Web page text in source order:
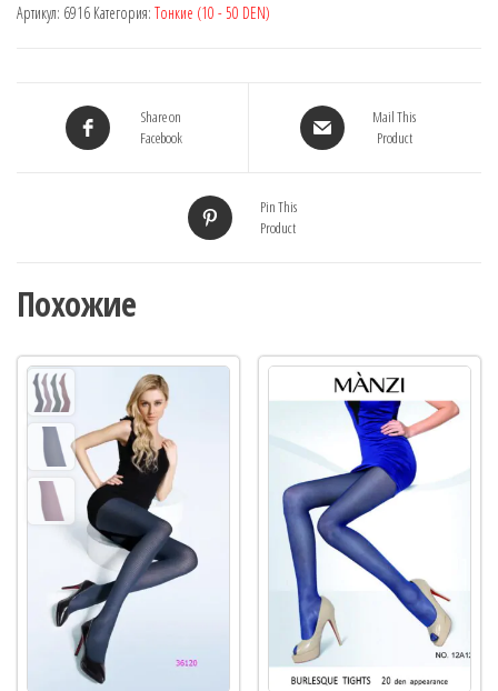
Артикул: 6916 Категория: Тонкие (10 - 50 DEN)
Share on
Facebook
Mail This
Product
Pin This
Product
Похожие